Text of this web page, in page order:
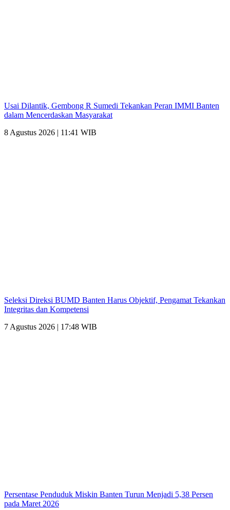
Usai Dilantik, Gembong R Sumedi Tekankan Peran IMMI Banten
dalam Mencerdaskan Masyarakat
8 Agustus 2026 | 11:41 WIB
Seleksi Direksi BUMD Banten Harus Objektif, Pengamat Tekankan
Integritas dan Kompetensi
7 Agustus 2026 | 17:48 WIB
Persentase Penduduk Miskin Banten Turun Menjadi 5,38 Persen
pada Maret 2026